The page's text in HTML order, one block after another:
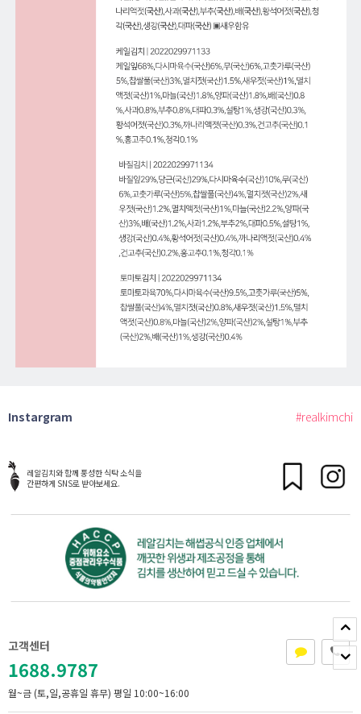
Instargram #realkimchi
레알김치와 함께 풍성한 식탁 소식을
간편하게 SNS로 받아보세요.
고객센터
1688.9787
월~금 (토,일,공휴일 휴무) 평일 10:00~16:00